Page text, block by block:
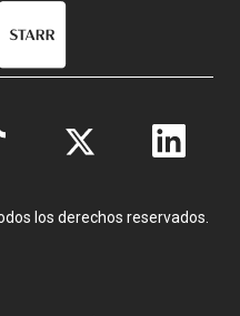
los derechos reservados.